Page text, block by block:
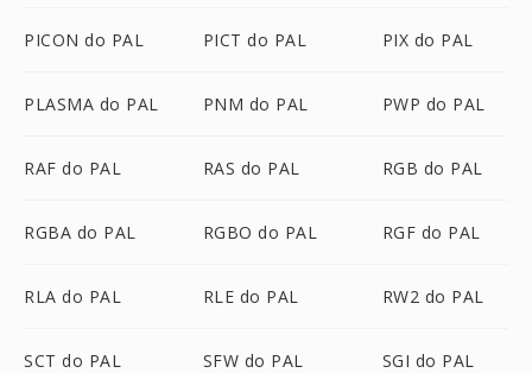
PICON do PAL PICT do PAL PIX do PAL
PLASMA do PAL PNM do PAL PWP do PAL
RAF do PAL RAS do PAL RGB do PAL
RGBA do PAL RGBO do PAL RGF do PAL
RLA do PAL RLE do PAL RW2 do PAL
SCT do PAL SFW do PAL SGI do PAL